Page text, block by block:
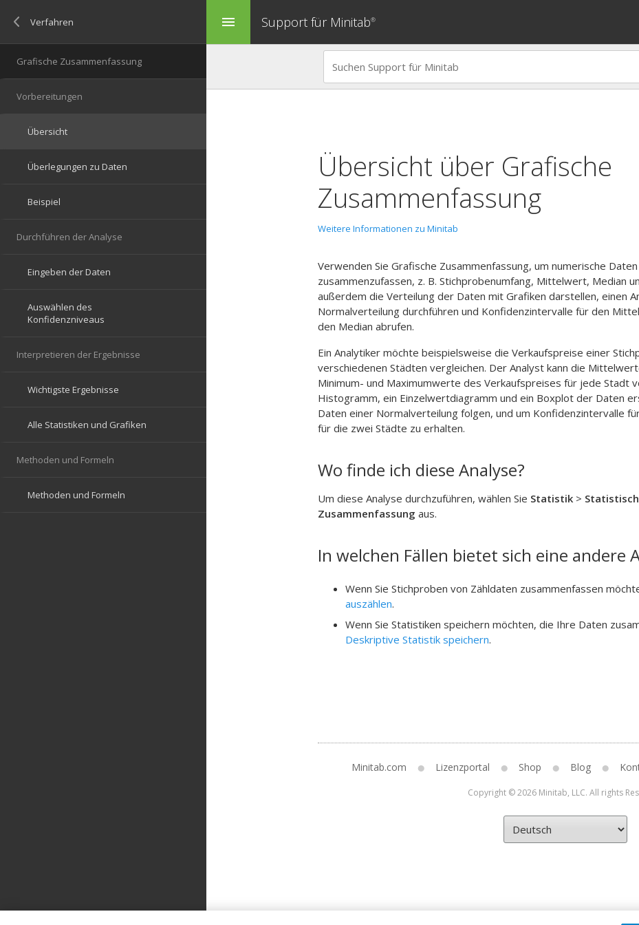
menu Support für Minitab®
Übersicht über Grafische
Zusammenfassung
Weitere Informationen zu Minitab
Verwenden Sie Grafische Zusammenfassung, um numerische
zusammenzufassen, z. B. Stichprobenumfang, Mittelwert, Median
außerdem die Verteilung der Daten mit Grafiken darstellen, einen
Normalverteilung durchführen und Konfidenzintervalle für den
den Median abrufen.
Ein Analytiker möchte beispielsweise die Verkaufspreise einer
verschiedenen Städten vergleichen. Der Analyst kann die
Minimum- und Maximumwerte des Verkaufspreises für jede Stadt
Histogramm, ein Einzelwertdiagramm und ein Boxplot der Daten
Daten einer Normalverteilung folgen, und um Konfidenzintervalle
für die zwei Städte zu erhalten.
Wo finde ich diese Analyse?
Um diese Analyse durchzuführen, wählen Sie Statistik >
Zusammenfassung aus.
In welchen Fällen bietet sich eine andere
Wenn Sie Stichproben von Zähldaten zusammenfassen
auszählen.
Wenn Sie Statistiken speichern möchten, die Ihre Daten
Deskriptive Statistik speichern.
Minitab.com Lizenzportal Shop Blog
Copyright © 2026 Minitab, LLC. All rights